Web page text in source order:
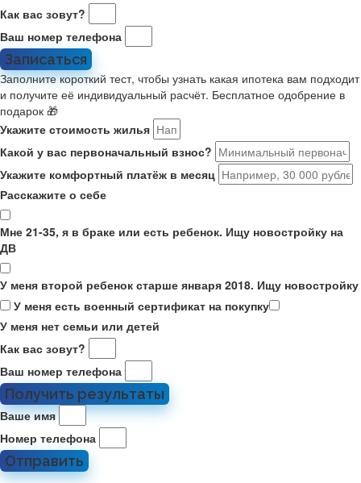
Как вас зовут?
Ваш номер телефона
Записаться
Заполните короткий тест, чтобы узнать какая ипотека вам подходит
и получите её индивидуальный расчёт. Бесплатное одобрение в
подарок 🎁
Укажите стоимость жилья
Какой у вас первоначальный взнос?
Укажите комфортный платёж в месяц
Расскажите о себе
Мне 21-35, я в браке или есть ребенок. Ищу новостройку на
ДВ
У меня второй ребенок старше января 2018. Ищу новостройку
У меня есть военный сертификат на покупку
У меня нет семьи или детей
Как вас зовут?
Ваш номер телефона
Получить результаты
Ваше имя
Номер телефона
Отправить